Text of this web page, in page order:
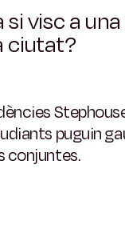
si visc a
ciutat?
puguin
conjuntes.